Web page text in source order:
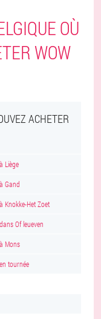
OÙ
WOW
ACHETER
Liège
Gand
Knokke-Het Zoet
Of leueven
Mons
tournée